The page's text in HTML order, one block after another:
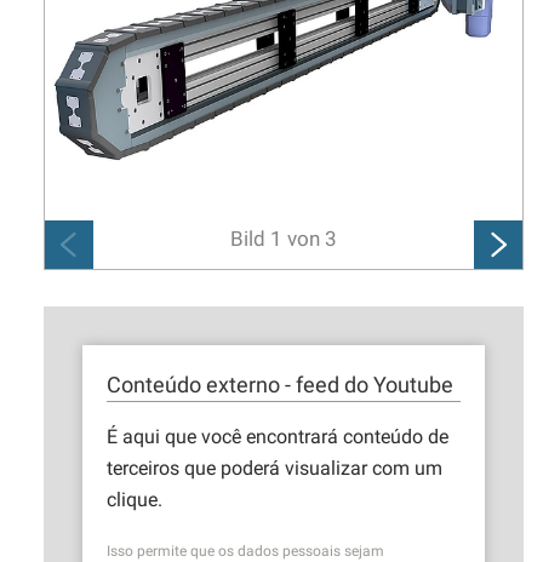
Bild 1 von 3
Conteúdo externo - feed do Youtube
É aqui que você encontrará conteúdo de
terceiros que poderá visualizar com um
clique.
Isso permite que os dados pessoais sejam